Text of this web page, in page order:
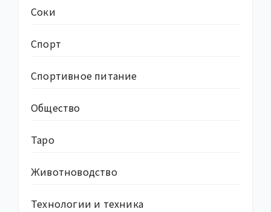
Соки
Спорт
Спортивное питание
Общество
Таро
Животноводство
Технологии и техника